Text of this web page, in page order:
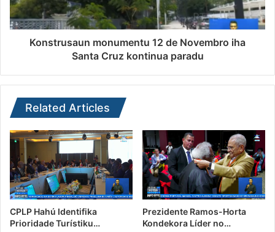
Konstrusaun monumentu 12 de Novembro iha
Santa Cruz kontinua paradu
Related Articles
CPLP Hahú Identifika
Prioridade Turístiku…
Prezidente Ramos-Horta
Kondekora Líder no…